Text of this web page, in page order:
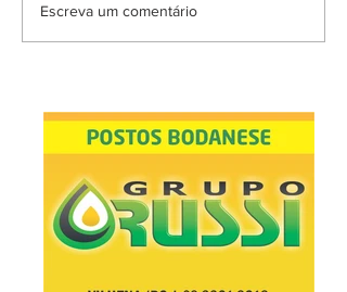
Escreva um comentário